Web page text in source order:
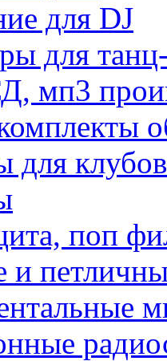
для DJ
для
мп3
клубов
поп
и